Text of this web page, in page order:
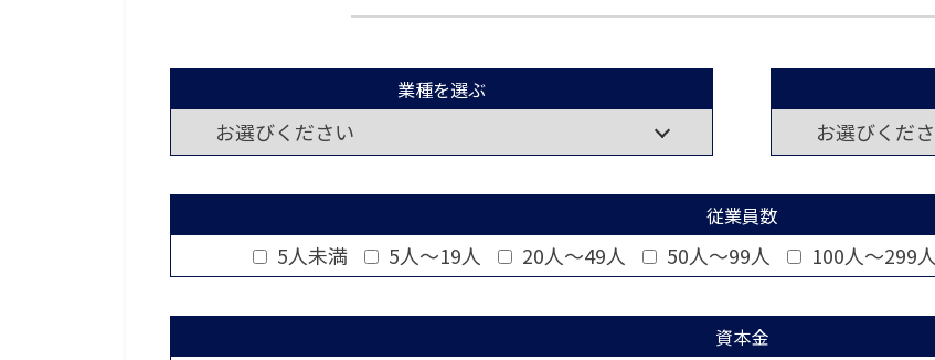
業種を選ぶ
従業員数
5人未満 5人～19人 20人～49人 50人～99人 100人～299人
資本金